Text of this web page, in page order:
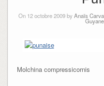
On 12 octobre 2009 byAnaïs
Molchina compressicornis